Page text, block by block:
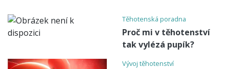
Těhotenská poradna
Proč mi v těhotenství
tak vylézá pupík?
Vývoj těhotenství